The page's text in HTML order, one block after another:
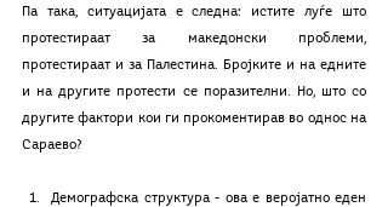
Па така, ситуацијата е следна: истите луѓе што
протестираат за македонски проблеми,
протестираат и за Палестина. Бројките и на едните
и на другите протести се поразителни. Но, што со
другите фактори кои ги прокоментирав во однос на
Сараево?
Демографска структура - ова е веројатно еден